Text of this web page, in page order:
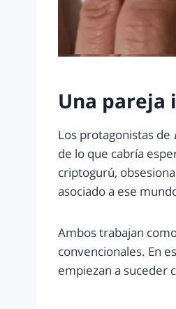
Una pareja
Los protagonistas de
de lo que cabría
criptogurú,
asociado a ese
Ambos trabajan
convencionales. En
empiezan a suceder